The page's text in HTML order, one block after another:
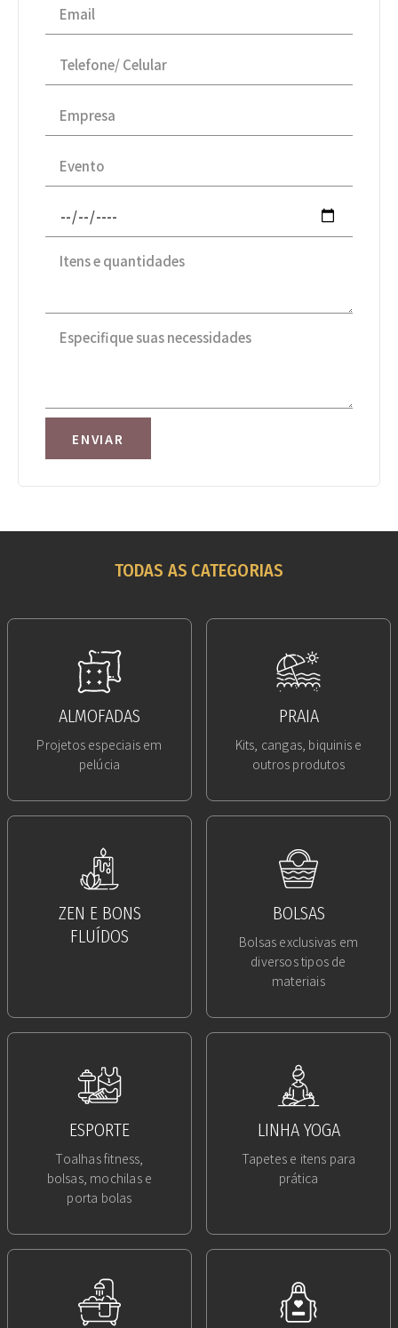
ENVIAR
TODAS AS CATEGORIAS
ALMOFADAS
Projetos especiais em
pelúcia
PRAIA
Kits, cangas, biquinis e
outros produtos
ZEN E BONS
FLUÍDOS
BOLSAS
Bolsas exclusivas em
diversos tipos de
materiais
ESPORTE
Toalhas fitness,
bolsas, mochilas e
porta bolas
LINHA YOGA
Tapetes e itens para
prática